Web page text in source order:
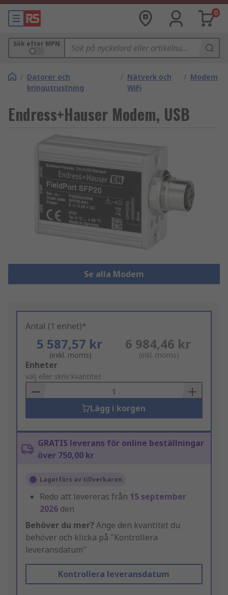
0
Sök efter MPN
/ Datorer och
kringutrustning
/ Nätverk och
WiFi
/ Modem
Endress+Hauser Modem, USB
Se alla Modem
Antal (1 enhet)*
5 587,57 kr
(exkl. moms)
6 984,46 kr
(inkl. moms)
Add
to
Basket
Enheter
välj eller skriv kvantitet
Lägg i korgen
GRATIS leverans för online beställningar
över 750,00 kr
Lagerförs av tillverkaren
Redo att levereras från 15 september
2026 den
Behöver du mer? Ange den kvantitet du
behöver och klicka på "Kontrollera
leveransdatum"
Kontrollera leveransdatum